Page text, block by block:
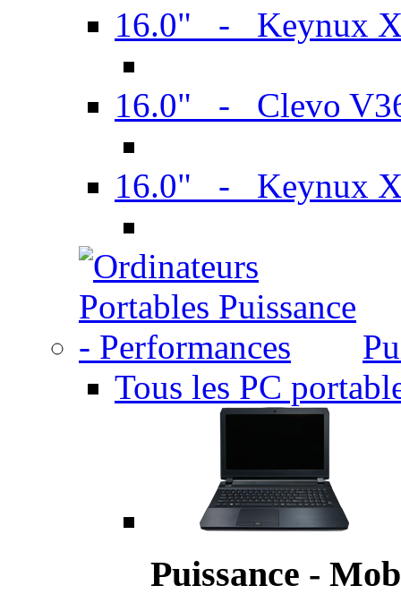
16.0" - Keynux
16.0" - Clevo
16.0" - Keynux
Tous les PC
Puissance -